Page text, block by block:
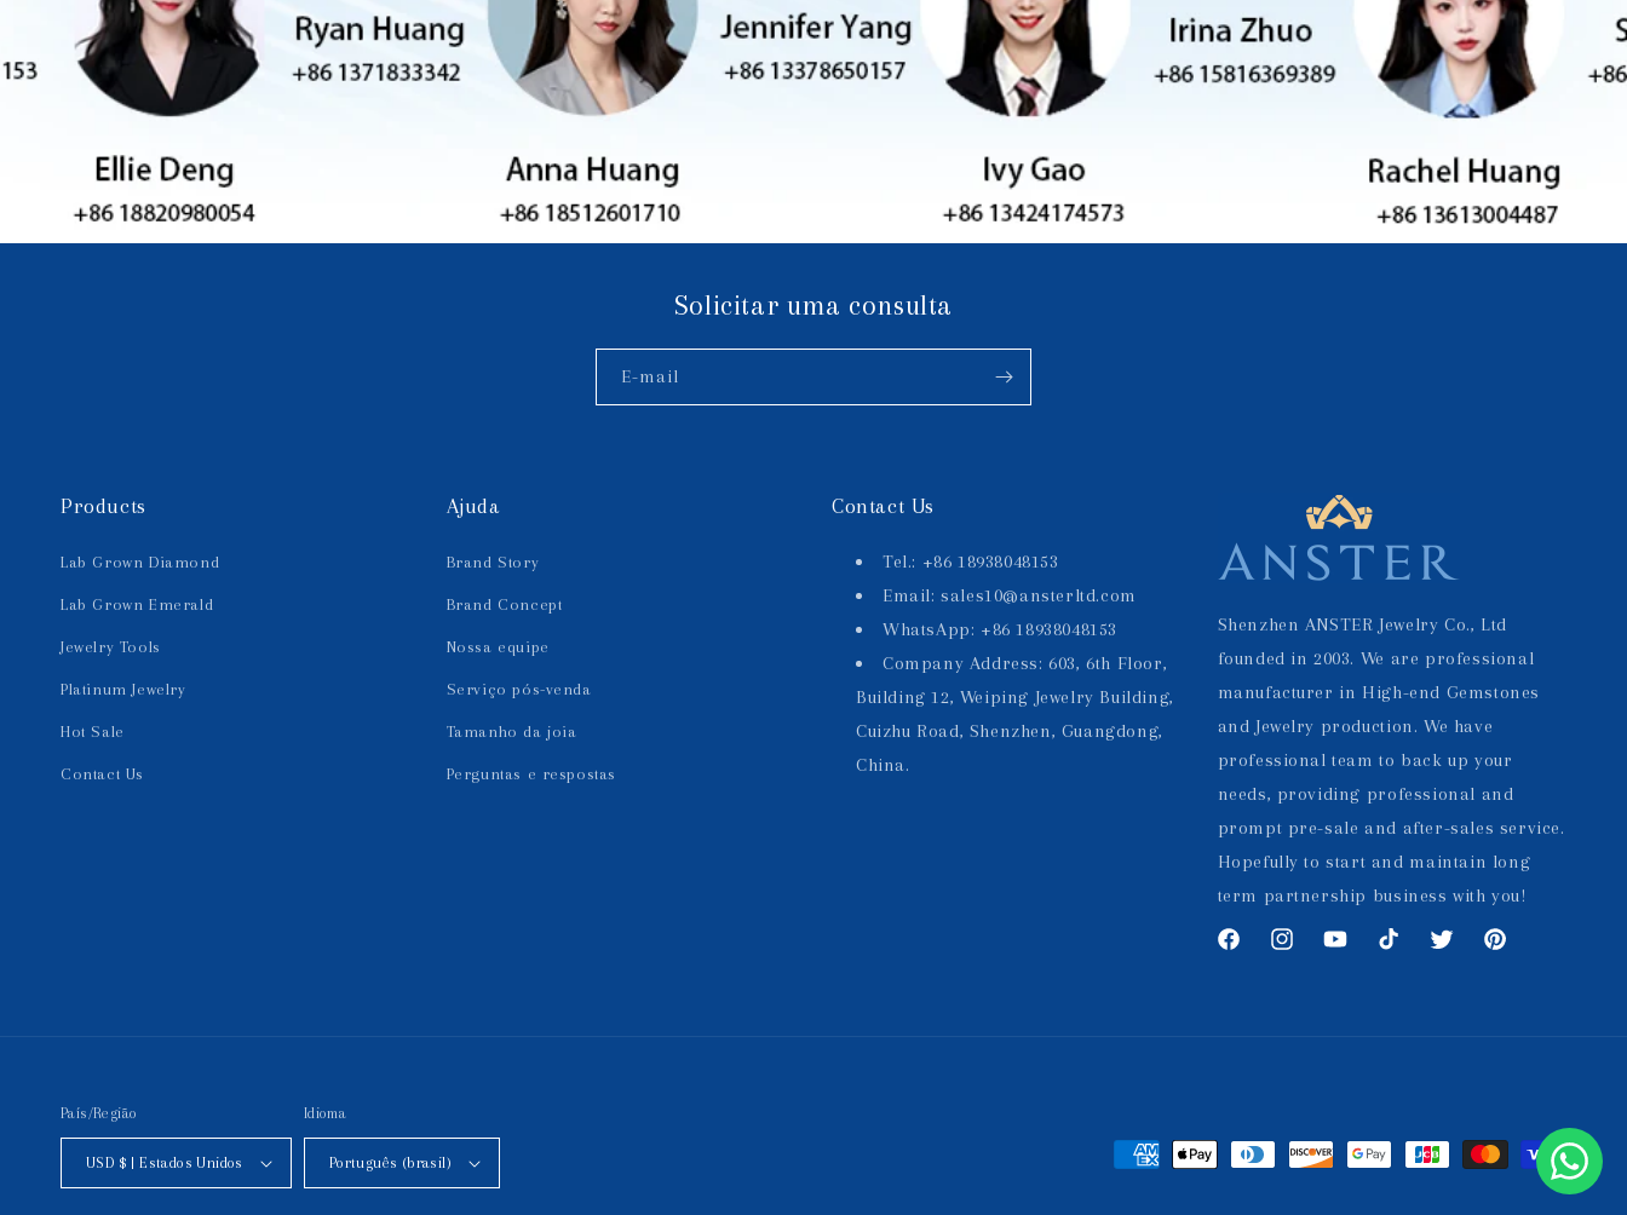
Solicitar uma consulta
E-mail
Products
Lab Grown Diamond
Lab Grown Emerald
Jewelry Tools
Platinum Jewelry
Hot Sale
Contact Us
Ajuda
Brand Story
Brand Concept
Nossa equipe
Serviço pós-venda
Tamanho da joia
Perguntas e respostas
Contact Us
Tel.: +86 18938048153
Email: sales10@ansterltd.com
WhatsApp: +86 18938048153
Company Address: 603, 6th Floor,
Building 12, Weiping Jewelry Building,
Cuizhu Road, Shenzhen, Guangdong,
China.
Shenzhen ANSTER Jewelry Co., Ltd
founded in 2003. We are professional
manufacturer in High-end Gemstones
and Jewelry production. We have
professional team to back up your
needs, providing professional and
prompt pre-sale and after-sales service.
Hopefully to start and maintain long
term partnership business with you!
FacebookInstagramYouTubeTikTok Twitter Pinterest
País/Região
USD $ | Estados Unidos
Idioma
Português (brasil)
Formas